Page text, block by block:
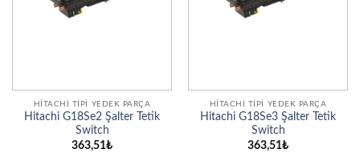
HITACHI TIPI YEDEK PARÇA
Hitachi G18Se2 Şalter Tetik
Switch
363,51₺
HITACHI TIPI YEDEK PARÇA
Hitachi G18Se3 Şalter Tetik
Switch
363,51₺